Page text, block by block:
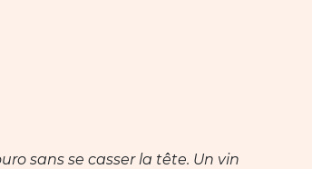
sans se casser la tête. Un vin